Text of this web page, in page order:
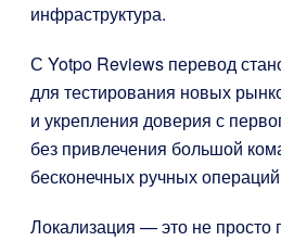
инфраструктура.
С Yotpo Reviews перевод
для тестирования новых
и укрепления доверия с
без привлечения большой
бесконечных ручных
Локализация — это не просто